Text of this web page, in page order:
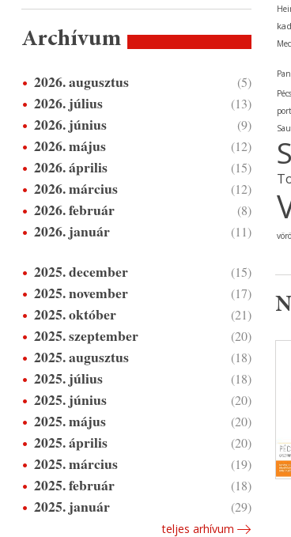
Archívum
2026. augusztus (5)
2026. július (13)
2026. június (9)
2026. május (12)
2026. április (15)
2026. március (12)
2026. február (8)
2026. január (11)
2025. december (15)
2025. november (17)
2025. október (21)
2025. szeptember (20)
2025. augusztus (18)
2025. július (18)
2025. június (20)
2025. május (20)
2025. április (20)
2025. március (19)
2025. február (18)
2025. január (29)
teljes arhívum